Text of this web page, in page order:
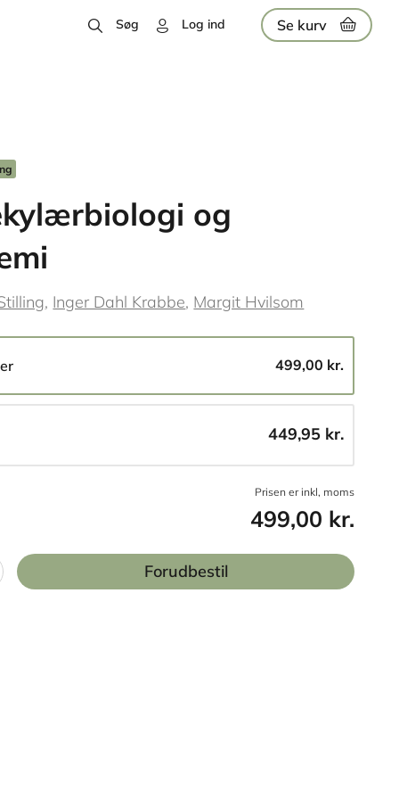
Søg Log ind Se kurv
og
Inger Dahl Krabbe Margit Hvilsom
499,00 kr.
449,95 kr.
Prisen er inkl, moms
499,00 kr.
Forudbestil